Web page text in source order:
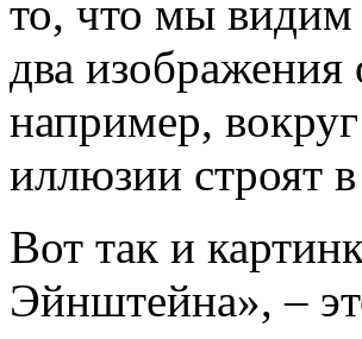
то, что мы видим
два
например,
иллюзии строят
Вот так и
Эйнштейна», –